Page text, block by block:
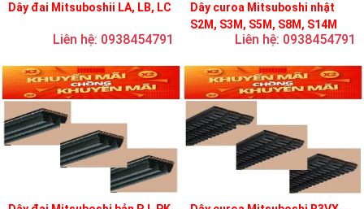
Dây đai Mitsuboshii LA, LB, LC
Liên hệ: 0938454791
Dây curoa Mitsuboshi nhật
S2M, S3M, S5M, S8M, S14M
Liên hệ: 0938454791